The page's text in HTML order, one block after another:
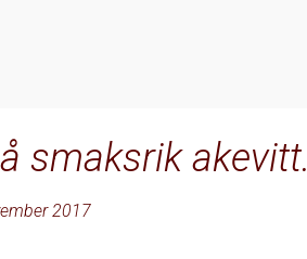
smaksrik akevitt.
2017